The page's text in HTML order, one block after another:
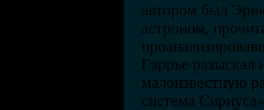
автором был
астроном,
Гэррье
малоизвестную
система